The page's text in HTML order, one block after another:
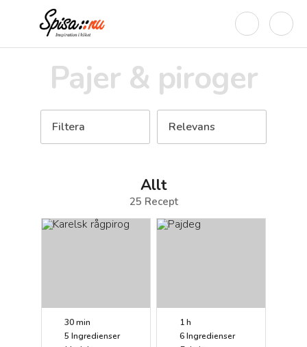
Pajer & piroger
Filtera Relevans
Allt
25 Recept
30 min
5 Ingredienser
1 h
6Ingredienser